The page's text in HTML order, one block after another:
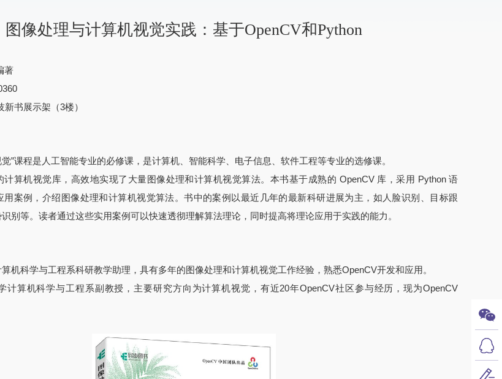
图像处理与计算机视觉实践：基于OpenCV和Python
著
书展示架（3楼）
觉”课程是人工智能专业的必修课，是计算机、智能科学、电子信息、软件工程等专业的选修课。
计算机视觉库，高效地实现了大量图像处理和计算机视觉算法。本书基于成熟的 OpenCV 库，采用 Python 语
用案例，介绍图像处理和计算机视觉算法。书中的案例以最近几年的最新科研进展为主，如人脸识别、目标跟
别等。读者通过这些实用案例可以快速透彻理解算法理论，同时提高将理论应用于实践的能力。
机科学与工程系科研教学助理，具有多年的图像处理和计算机视觉工作经验，熟悉OpenCV开发和应用。
计算机科学与工程系副教授，主要研究方向为计算机视觉，有近20年OpenCV社区参与经历，现为OpenCV